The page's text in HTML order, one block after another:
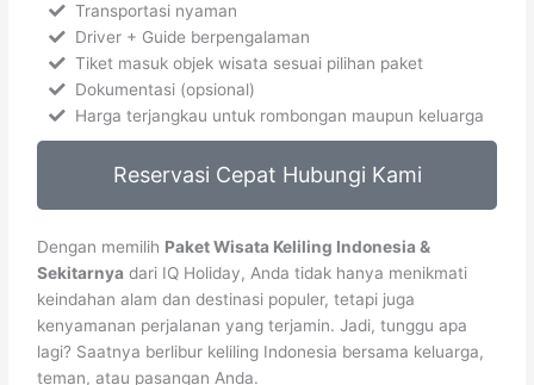
Transportasi nyaman
Driver + Guide berpengalaman
Tiket masuk objek wisata sesuai pilihan paket
Dokumentasi (opsional)
Harga terjangkau untuk rombongan maupun keluarga
Reservasi Cepat Hubungi Kami
Dengan memilih Paket Wisata Keliling Indonesia &
Sekitarnya dari IQ Holiday, Anda tidak hanya menikmati
keindahan alam dan destinasi populer, tetapi juga
kenyamanan perjalanan yang terjamin. Jadi, tunggu apa
lagi? Saatnya berlibur keliling Indonesia bersama keluarga,
teman, atau pasangan Anda.